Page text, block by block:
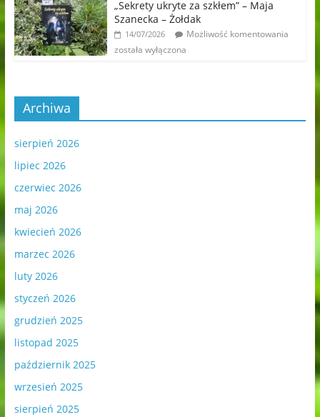
„Sekrety ukryte za szkłem” – Maja
Szanecka – Żołdak
14/07/2026
Możliwość komentowania
została wyłączona
Archiwa
sierpień 2026
lipiec 2026
czerwiec 2026
maj 2026
kwiecień 2026
marzec 2026
luty 2026
styczeń 2026
grudzień 2025
listopad 2025
październik 2025
wrzesień 2025
sierpień 2025